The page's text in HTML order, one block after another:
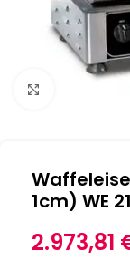
1cm) WE
2.973,81